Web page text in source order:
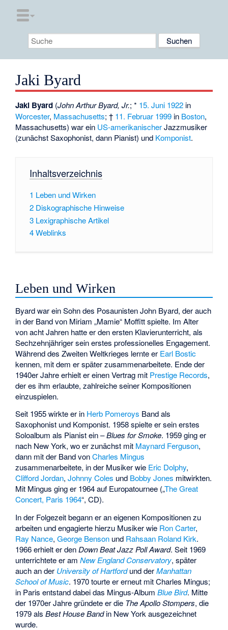
Jaki Byard
Jaki Byard (John Arthur Byard, Jr.; * 15. Juni 1922 in
Worcester, Massachusetts; † 11. Februar 1999 in Boston,
Massachusetts) war ein US-amerikanischerJazzmusiker
(zunächst Saxophonist, dann Pianist) und Komponist.
Inhaltsverzeichnis
1 Leben und Wirken
2 Diskographische Hinweise
3 Lexigraphische Artikel
4Weblinks
Leben und Wirken
Byard war ein Sohn des Posaunisten John Byard, der auch
in der Band von Miriam „Mamie“ Moffittspielte. Im Alter
von acht Jahren hatte er den ersten Klavierunterricht, als
Sechzehnjähriger sein erstes professionelles Engagement.
Während des Zweiten Weltkrieges lernte er Earl Bostic
kennen, mit dem er später zusammenarbeitete. Ende der
1940er Jahre erhielt er einen Vertrag mit Prestige Records,
der es ihm erlaubte, zahlreiche seiner Kompositionen
einzuspielen.
Seit 1955 wirkte er in Herb Pomeroys Band als
Saxophonist und Komponist. 1958 spielte er sein erstes
Soloalbum als Pianist ein –Blues for Smoke. 1959 ging er
nach New York, wo er zunächst mit Maynard Ferguson,
dann mit der Band vonCharles Mingus
zusammenarbeitete, in der Musiker wie Eric Dolphy,
Clifford Jordan,Johnny Coles und Bobby Jones mitwirkten.
Mit Mingus ging er 1964 auf Europatournee („The Great
Concert, Paris 1964“, CD).
In der Folgezeit begann er an eigenen Kompositionen zu
arbeiten und engagierte hierzu Musiker wie Ron Carter,
Ray Nance,George Benson und Rahsaan Roland Kirk.
1966 erhielt er denDown Beat Jazz Poll Award. Seit 1969
unterrichtete er amNew England Conservatory, später
auch an der University of Hartfordund derManhattan
School of Music. 1970 tourte er erneut mit Charles Mingus;
in Paris entstand dabei das Mingus-AlbumBlue Bird. Mitte
der 1970er Jahre gründete er die The Apollo Stompers, die
1979 alsBest House Bandin New York ausgezeichnet
wurde.